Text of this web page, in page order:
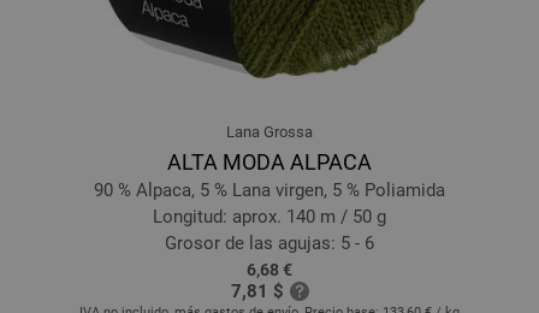
Lana Grossa
ALTA MODA ALPACA
90 % Alpaca, 5 % Lana virgen, 5 % Poliamida
Longitud: aprox. 140 m / 50 g
Grosor de las agujas: 5 - 6
6,68 €
7,81 $